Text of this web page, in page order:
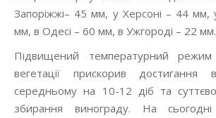
Запоріжжі– 45 мм, у Херсоні – 44 мм,
мм, в Одесі – 60 мм, в Ужгороді – 22 мм.
Підвищений температурний режим
вегетації прискорив
середньому на 10-12 діб та
збирання винограду. На сьогодні